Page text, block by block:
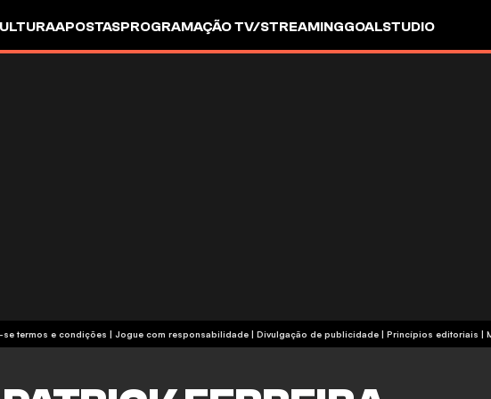
APOSTASPROGRAMAÇÃO TV/STREAMINGGOALSTUDIO
Comercial | Aplicam-se termos e condições | Jogue com responsabilidade | Divulgação de publicidade | Princípios editoriais |